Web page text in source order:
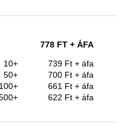
778 FT + ÁFA
10+
739 Ft + áfa
50+
700 Ft + áfa
100+
661 Ft + áfa
622 Ft + áfa